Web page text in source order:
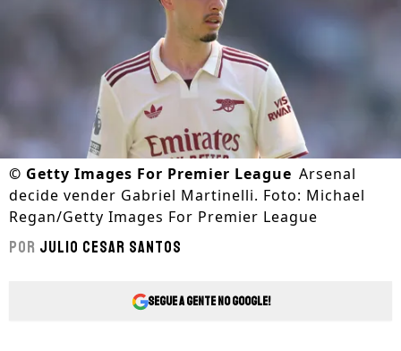
© Getty Images For Premier League Arsenal
decide vender Gabriel Martinelli. Foto: Michael
Regan/Getty Images For Premier League
Por Julio Cesar Santos
Segue a gente no Google!